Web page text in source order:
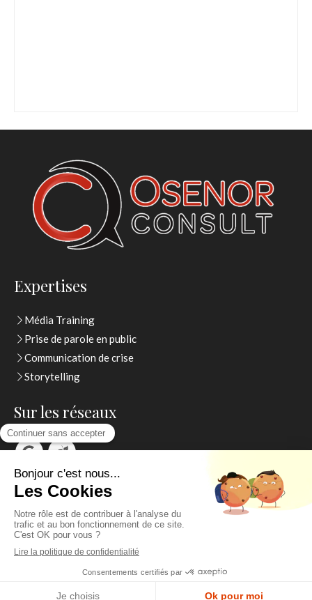
Expertises
Média Training
Prise de parole en public
Communication de crise
Storytelling
Sur les réseaux
Thierry Watelet
Contactez moi
Création et référencement du site par Simplébo